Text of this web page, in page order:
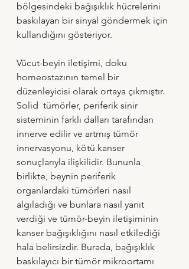
bölgesindeki bağışıklık hücrelerini
baskılayan bir sinyal göndermek için
kullandığını gösteriyor.
Vücut-beyin iletişimi, doku
homeostazının temel bir
düzenleyicisi olarak ortaya çıkmıştır.
Solid  tümörler, periferik sinir
sisteminin farklı dalları tarafından
innerve edilir ve artmış tümör
innervasyonu, kötü kanser
sonuçlarıyla ilişkilidir. Bununla
birlikte, beynin periferik
organlardaki tümörleri nasıl
algıladığı ve bunlara nasıl yanıt
verdiği ve tümör-beyin iletişiminin
kanser bağışıklığını nasıl etkilediği
hala belirsizdir. Burada, bağışıklık
baskılayıcı bir tümör mikroortamı